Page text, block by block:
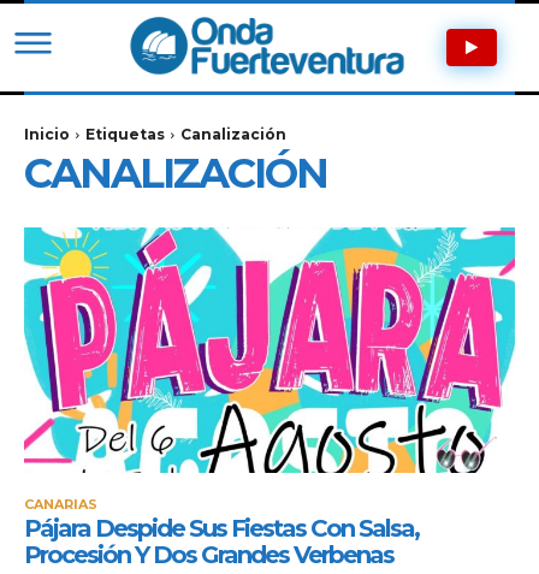
Inicio Etiquetas Canalización
CANALIZACIÓN
CANARIAS
Pájara Despide Sus Fiestas Con Salsa,
Procesión Y Dos Grandes Verbenas